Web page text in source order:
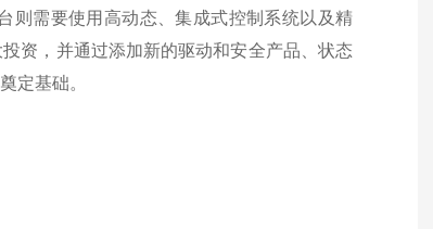
则需要使用高动态、集成式控制系统以及精
资，并通过添加新的驱动和安全产品、状态
定基础。